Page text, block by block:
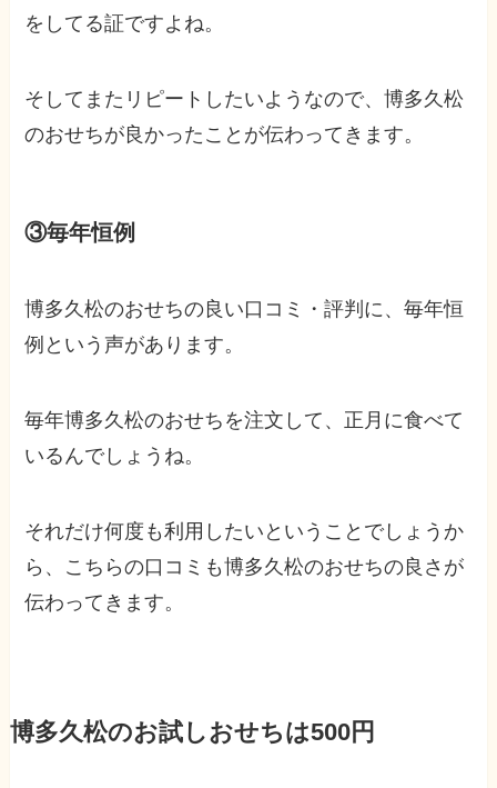
をしてる証ですよね。
そしてまたリピートしたいようなので、博多久松
のおせちが良かったことが伝わってきます。
③毎年恒例
博多久松のおせちの良い口コミ・評判に、毎年恒
例という声があります。
毎年博多久松のおせちを注文して、正月に食べて
いるんでしょうね。
それだけ何度も利用したいということでしょうか
ら、こちらの口コミも博多久松のおせちの良さが
伝わってきます。
博多久松のお試しおせちは500円